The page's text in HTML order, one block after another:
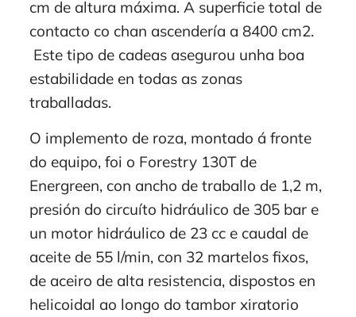
cm de altura máxima. A superficie total de
contacto co chan ascendería a 8400 cm2.
Este tipo de cadeas asegurou unha boa
estabilidade en todas as zonas
traballadas.
O implemento de roza, montado á fronte
do equipo, foi o Forestry 130T de
Energreen, con ancho de traballo de 1,2 m,
presión do circuíto hidráulico de 305 bar e
un motor hidráulico de 23 cc e caudal de
aceite de 55 l/min, con 32 martelos fixos,
de aceiro de alta resistencia, dispostos en
helicoidal ao longo do tambor xiratorio